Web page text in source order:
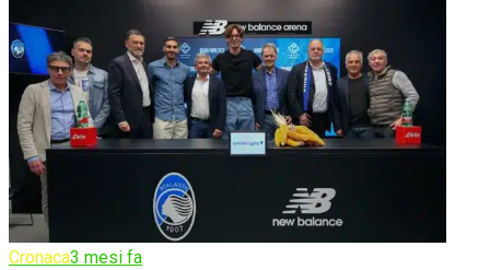
Cronaca3 mesi fa